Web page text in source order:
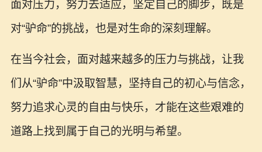
面对压力，努力去适应，坚定自己的脚步，既是
对“驴命”的挑战，也是对生命的深刻理解。
在当今社会，面对越来越多的压力与挑战，让我
们从“驴命”中汲取智慧，坚持自己的初心与信念，
努力追求心灵的自由与快乐，才能在这些艰难的
道路上找到属于自己的光明与希望。